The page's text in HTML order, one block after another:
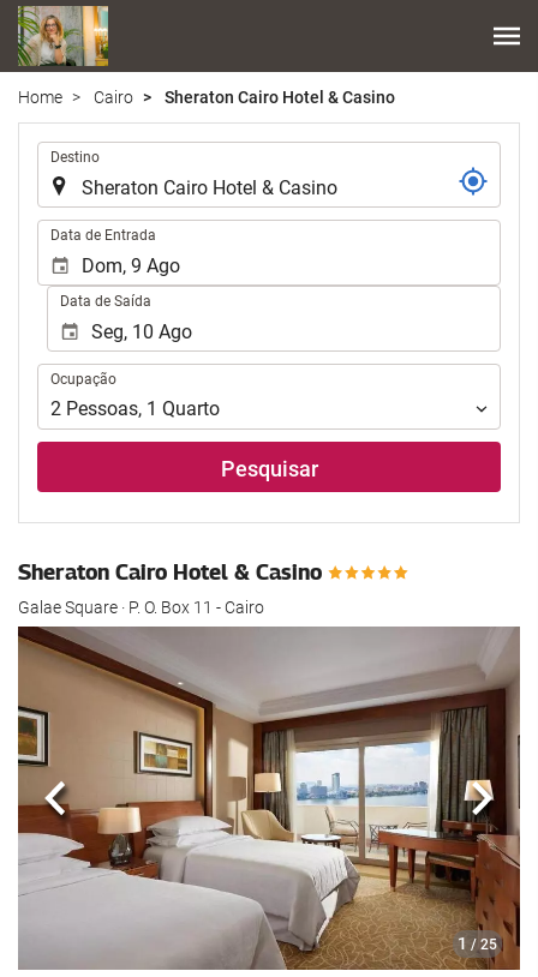
Home Cairo Sheraton Cairo Hotel & Casino
Destino
Data de Entrada
Data de Saída
Ocupação
Ocupação
2 Pessoas, 1 Quarto
Pesquisar
Sheraton Cairo Hotel & Casino
Galae Square · P. O. Box 11 - Cairo
1 / 25
Anterior